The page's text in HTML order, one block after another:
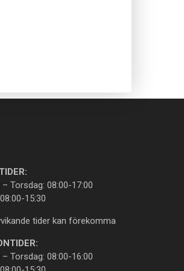
– Torsdag: 08:00-17:00
15:30
tider kan förekomma
– Torsdag: 08:00-16:00